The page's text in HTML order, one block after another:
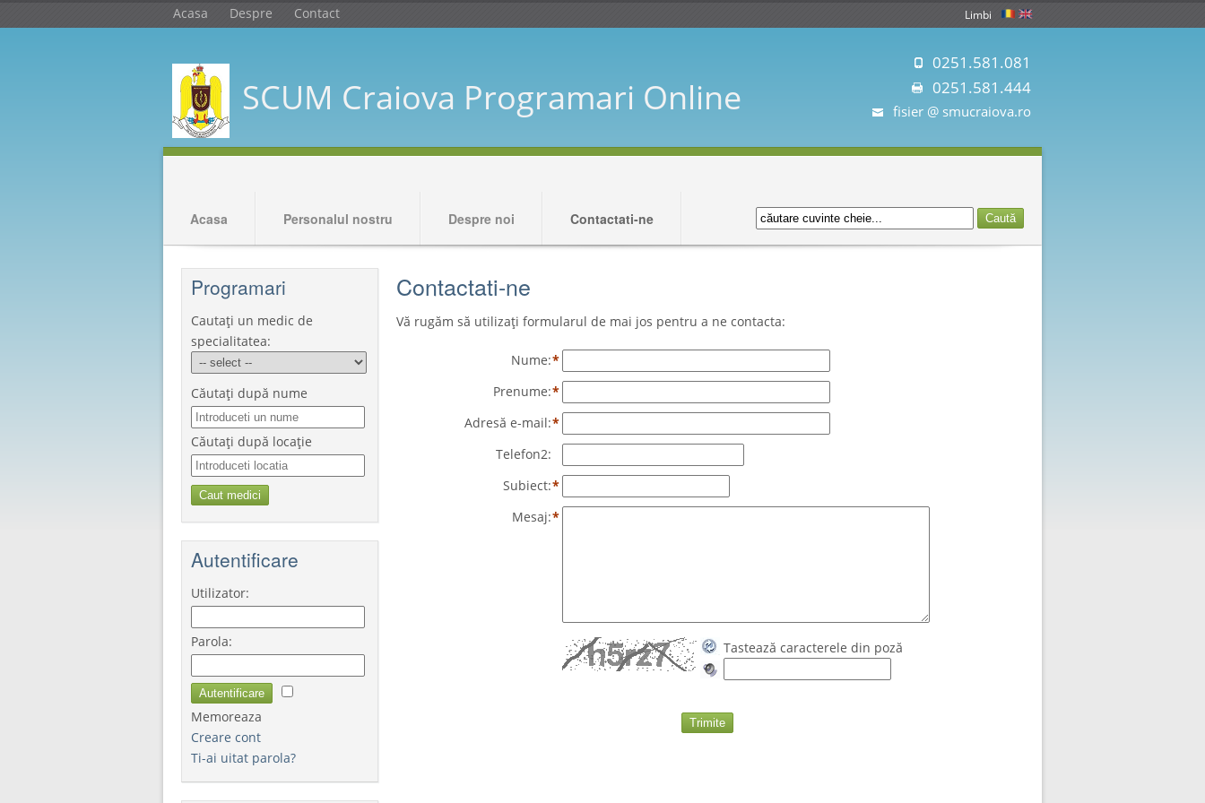
Acasa Despre Contact Limbi
SCUM Craiova Programari Online
0251.581.081
0251.581.444
fisier @ smucraiova.ro
Acasa Personalul nostru Despre noi Contactati-ne
Contactati-ne
Vă rugăm să utilizați formularul de mai jos pentru a ne contacta:
Nume:*
Prenume:*
Adresă e-mail:*
Telefon2:
Subiect:*
Mesaj:*
Tastează caracterele din poză
Programari
Cautați un medic de
specialitatea:
Căutați după nume
Căutați după locație
Autentificare
Utilizator:
Parola:
Memoreaza
Creare cont
Ti-ai uitat parola?